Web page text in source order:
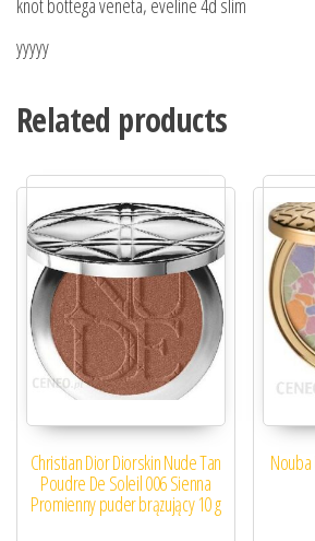
knot bottega veneta, eveline 4d slim
yyyyy
Related products
Christian Dior Diorskin Nude Tan
Poudre De Soleil 006 Sienna
Promienny puder brązujący 10 g